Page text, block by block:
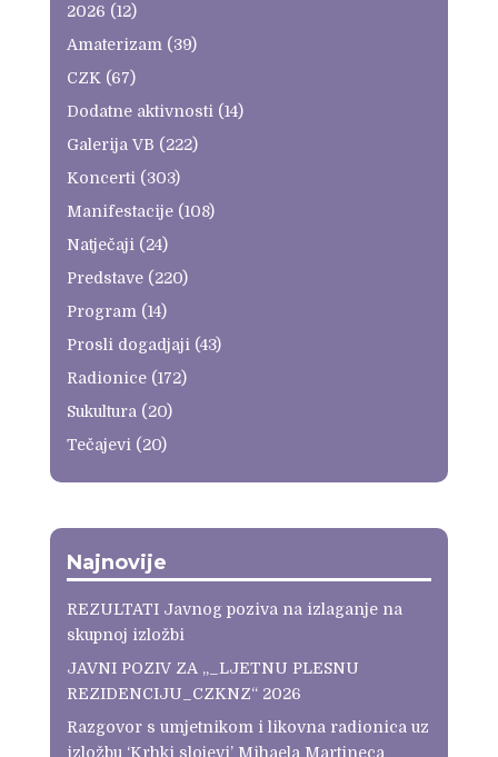
2026 (12)
Amaterizam (39)
CZK (67)
Dodatne aktivnosti (14)
Galerija VB (222)
Koncerti (303)
Manifestacije(108)
Natječaji (24)
Predstave(220)
Program (14)
Prosli dogadjaji (43)
Radionice(172)
Sukultura (20)
Tečajevi (20)
Najnovije
REZULTATI Javnog poziva na izlaganje na
skupnoj izložbi
JAVNI POZIV ZA „_LJETNU PLESNU
REZIDENCIJU_CZKNZ“ 2026
Razgovor s umjetnikom i likovna radionica uz
izložbu ‘Krhki slojevi’ Mihaela Martineca